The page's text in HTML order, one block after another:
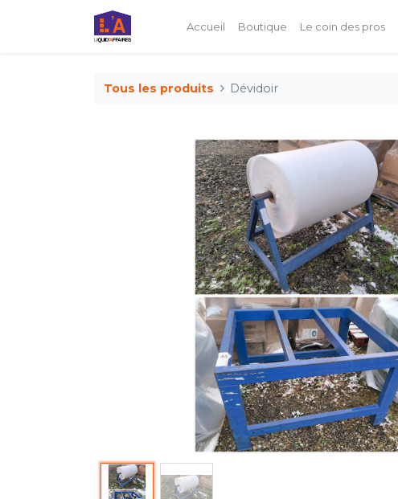
Accueil Boutique Le coin des pros
Tous les produits Dévidoir